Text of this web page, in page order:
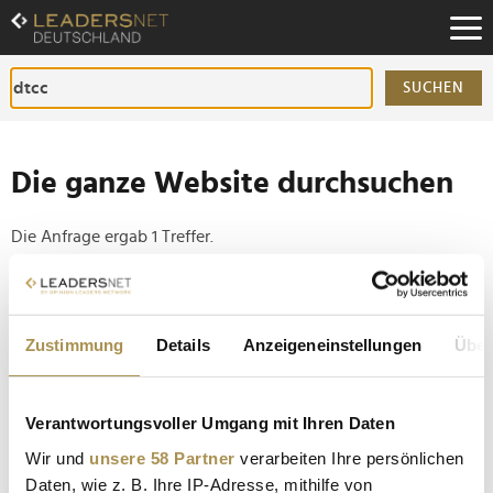
Zustimmung Details Anzeigeneinstellungen
Verantwortungsvoller Umgang mit Ihren Daten
Wir und unsere 58 Partner verarbeiten Ihre persönlichen
Daten, wie z. B. Ihre IP-Adresse, mithilfe von
Zum
Inhalt
Zur
Fußzeilen-
Navigation
SUCHEN
Die ganze Website durchsuchen
Die Anfrage ergab 1 Treffer.
Tipp
Seiten suchen, die genau diese Wortgruppe enthalten:
Klimawandel versucht wirtschaftliche Schäden in
Milliardenhöhe